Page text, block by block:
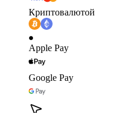
Криптовалютой
Apple Pay
Google Pay